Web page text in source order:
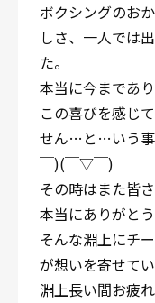
ボクシングのお
しさ、一人では
た。
本当に今まであ
この喜びを感じ
せん…と…いう
￣)(￣▽￣)
その時はまた皆
本当にありがと
そんな淵上にチ
が想いを寄せてい
淵上長い間お疲